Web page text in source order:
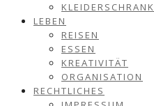
KLEIDERSCHRANK
LEBEN
REISEN
ESSEN
KREATIVITÄT
ORGANISATION
RECHTLICHES